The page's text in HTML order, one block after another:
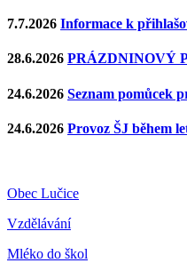
7.7.2026 Informace k
28.6.2026 PRÁZDNINOVÝ
24.6.2026 Seznam pomůcek
24.6.2026 Provoz ŠJ během
Obec Lučice
Vzdělávání
Mléko do škol